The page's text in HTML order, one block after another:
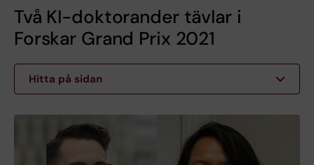
Två KI-doktorander tävlar i
Forskar Grand Prix 2021
Hitta på sidan